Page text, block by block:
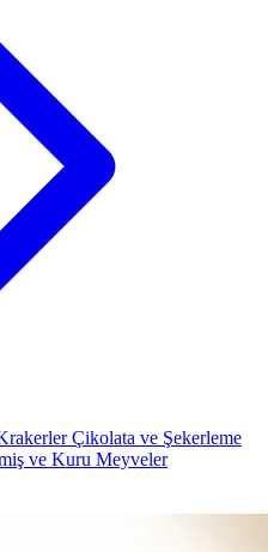
Çikolata ve Şekerleme
ve Kuru Meyveler